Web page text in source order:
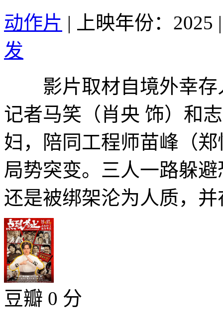
动作片 | 上映年份：2025 |
发
影片取材自境外幸
记者马笑（肖央 饰）和
妇，陪同工程师苗峰（
局势突变。三人一路躲
还是被绑架沦为人质，
豆瓣 0 分